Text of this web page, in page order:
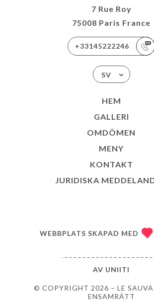
7 Rue Roy
75008 Paris France
+33145222246
SV
HEM
GALLERI
OMDÖMEN
MENY
KONTAKT
JURIDISKA
© COPYRIGHT 2026 – LE
ENSAMRÄTT
WEBBPLATS SKAPAD MED
AV UNIITI